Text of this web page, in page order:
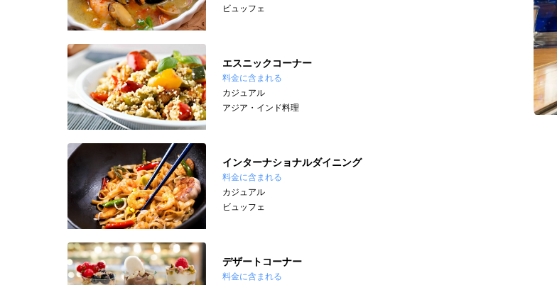
ビュッフェ
エスニックコーナー
料金に含まれる
カジュアル
アジア・インド料理
インターナショナルダイニング
料金に含まれる
カジュアル
ビュッフェ
デザートコーナー
料金に含まれる